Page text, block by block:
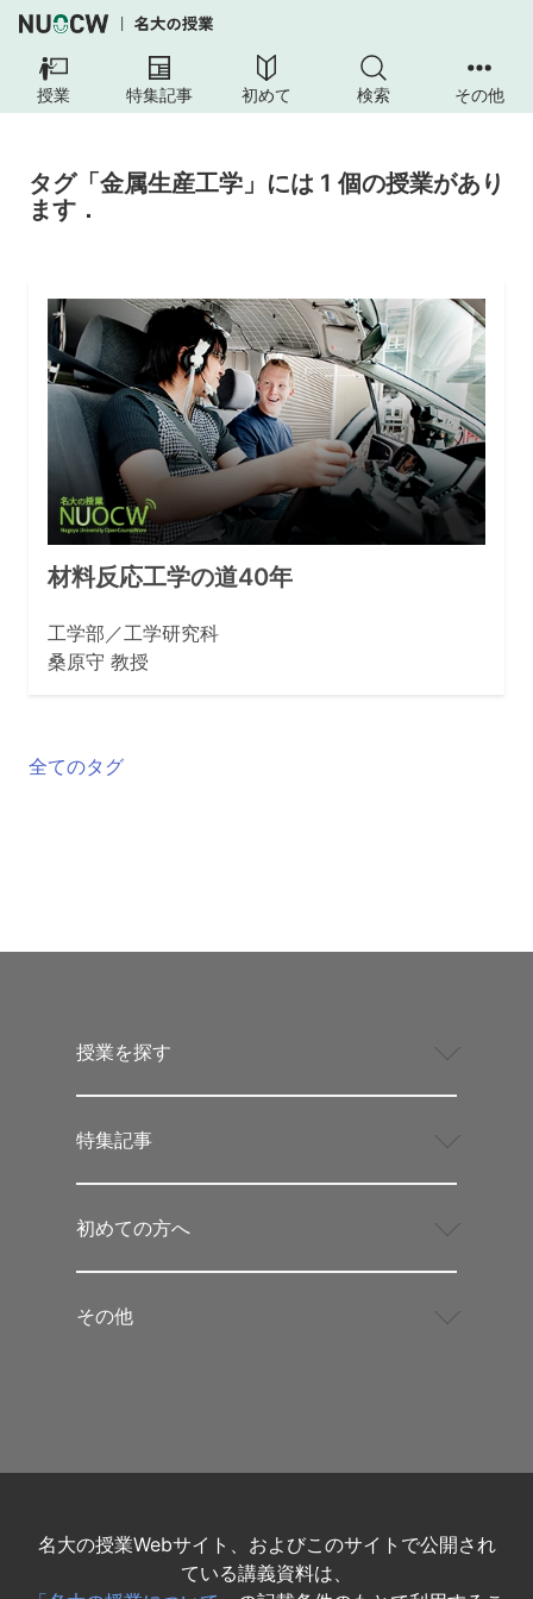
授業 特集記事 初めて 検索 その他
タグ「金属生産工学」には 1 個の授業があり
ます．
材料反応工学の道40年
工学部／工学研究科
桑原守 教授
全てのタグ
授業を探す
特集記事
初めての方へ
その他
名大の授業Webサイト、およびこのサイトで公開され
ている講義資料は、